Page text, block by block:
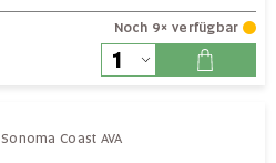
Noch 9× verfügbar
Sonoma Coast AVA